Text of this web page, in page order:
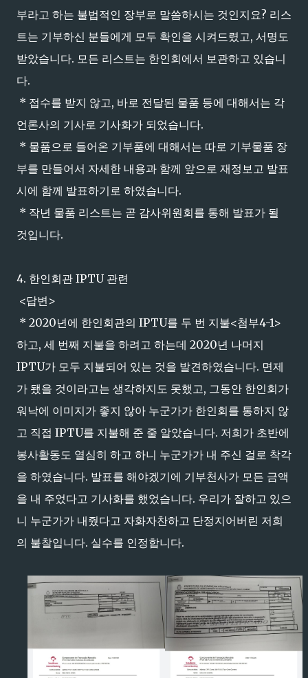
부라고 하는 불법적인 장부로 말씀하시는 것인지요? 리스
트는 기부하신 분들에게 모두 확인을 시켜드렸고, 서명도
받았습니다. 모든 리스트는 한인회에서 보관하고 있습니
다.
* 접수를 받지 않고, 바로 전달된 물품 등에 대해서는 각
언론사의 기사로 기사화가 되었습니다.
* 물품으로 들어온 기부품에 대해서는 따로 기부물품 장
부를 만들어서 자세한 내용과 함께 앞으로 재정보고 발표
시에 함께 발표하기로 하였습니다.
* 작년 물품 리스트는 곧 감사위원회를 통해 발표가 될
것입니다.
4. 한인회관 IPTU 관련
<답변>
* 2020년에 한인회관의 IPTU를 두 번 지불<첨부4-1>
하고, 세 번째 지불을 하려고 하는데 2020년 나머지
IPTU가 모두 지불되어 있는 것을 발견하였습니다. 면제
가 됐을 것이라고는 생각하지도 못했고, 그동안 한인회가
워낙에 이미지가 좋지 않아 누군가가 한인회를 통하지 않
고 직접 IPTU를 지불해 준 줄 알았습니다. 저희가 초반에
봉사활동도 열심히 하고 하니 누군가가 내 주신 걸로 착각
을 하였습니다. 발표를 해야겠기에 기부천사가 모든 금액
을 내 주었다고 기사화를 했었습니다. 우리가 잘하고 있으
니 누군가가 내줬다고 자화자찬하고 단정지어버린 저희
의 불찰입니다. 실수를 인정합니다.